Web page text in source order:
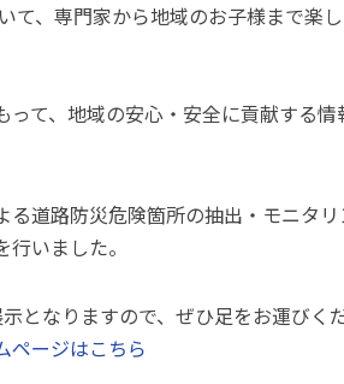
て、専門家から地域のお子様まで楽
て、地域の安心・安全に貢献する情
る道路防災危険箇所の抽出・モニタ
いました。
となりますので、ぜひ足をお運びく
ページはこちら